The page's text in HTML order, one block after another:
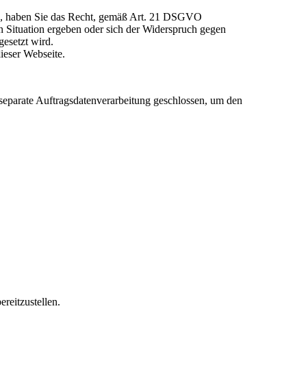
Sie das Recht, gemäß Art. 21 DSGVO
ergeben oder sich der Widerspruch gegen
wird.
Webseite.
Auftragsdatenverarbeitung geschlossen, um den